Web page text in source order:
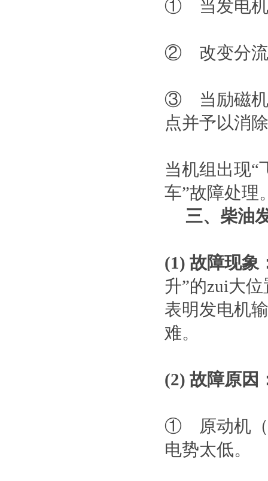
① 当发电机
② 改变分流
③ 当励磁机
点并予以消
当机组出现“
车”故障处理
三、柴油
(1) 故障现象
升”的zui大
表明发电机
难。
(2) 故障原因
① 原动机（
电势太低。